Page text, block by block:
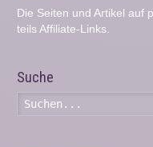
Die Seiten und Artikel auf
teils Affiliate-Links.
Suche